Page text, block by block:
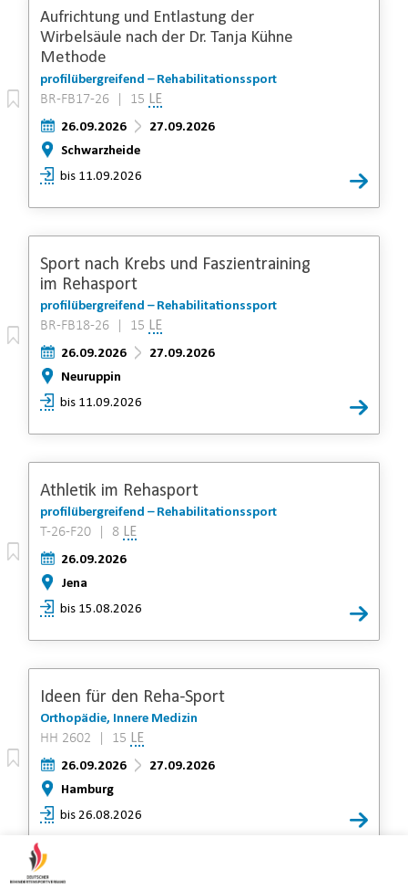
Aufrichtung und Entlastung der
Wirbelsäule nach der Dr. Tanja Kühne
Methode
profilübergreifend – Rehabilitationssport
BR-FB17-26 | 15 LE
26.09.2026
27.09.2026
Schwarzheide
bis 11.09.2026
Sport nach Krebs und Faszientraining
im Rehasport
profilübergreifend – Rehabilitationssport
BR-FB18-26 | 15 LE
26.09.2026
27.09.2026
Neuruppin
bis 11.09.2026
Athletik im Rehasport
profilübergreifend – Rehabilitationssport
T-26-F20 | 8 LE
26.09.2026
Jena
bis 15.08.2026
Ideen für den Reha-Sport
Orthopädie, Innere Medizin
HH 2602 | 15 LE
26.09.2026
27.09.2026
Hamburg
bis 26.08.2026